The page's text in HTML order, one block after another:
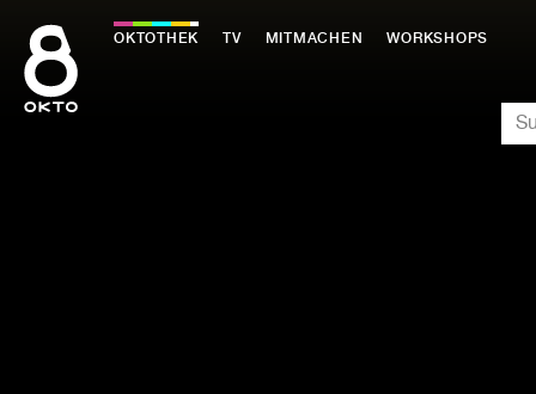
Inhalt
springen
OKTOTHEK TV MITMACHEN WORKSHOPS